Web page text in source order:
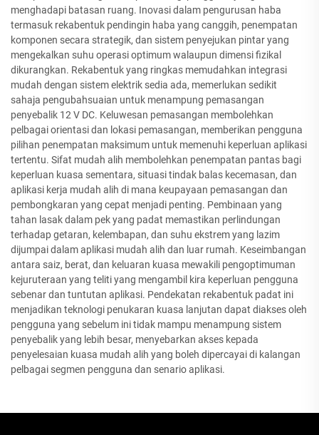
menghadapi batasan ruang. Inovasi dalam pengurusan haba
termasuk rekabentuk pendingin haba yang canggih, penempatan
komponen secara strategik, dan sistem penyejukan pintar yang
mengekalkan suhu operasi optimum walaupun dimensi fizikal
dikurangkan. Rekabentuk yang ringkas memudahkan integrasi
mudah dengan sistem elektrik sedia ada, memerlukan sedikit
sahaja pengubahsuaian untuk menampung pemasangan
penyebalik 12 V DC. Keluwesan pemasangan membolehkan
pelbagai orientasi dan lokasi pemasangan, memberikan pengguna
pilihan penempatan maksimum untuk memenuhi keperluan aplikasi
tertentu. Sifat mudah alih membolehkan penempatan pantas bagi
keperluan kuasa sementara, situasi tindak balas kecemasan, dan
aplikasi kerja mudah alih di mana keupayaan pemasangan dan
pembongkaran yang cepat menjadi penting. Pembinaan yang
tahan lasak dalam pek yang padat memastikan perlindungan
terhadap getaran, kelembapan, dan suhu ekstrem yang lazim
dijumpai dalam aplikasi mudah alih dan luar rumah. Keseimbangan
antara saiz, berat, dan keluaran kuasa mewakili pengoptimuman
kejuruteraan yang teliti yang mengambil kira keperluan pengguna
sebenar dan tuntutan aplikasi. Pendekatan rekabentuk padat ini
menjadikan teknologi penukaran kuasa lanjutan dapat diakses oleh
pengguna yang sebelum ini tidak mampu menampung sistem
penyebalik yang lebih besar, menyebarkan akses kepada
penyelesaian kuasa mudah alih yang boleh dipercayai di kalangan
pelbagai segmen pengguna dan senario aplikasi.